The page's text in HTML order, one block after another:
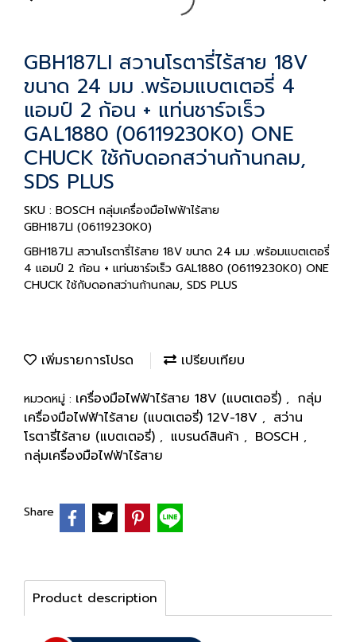
GBH187LI สวานโรตารี่ไร้สาย 18V
ขนาด 24 มม .พร้อมแบตเตอรี่ 4
แอมป์ 2 ก้อน + แท่นชาร์จเร็ว
GAL1880 (06119230K0) ONE
CHUCK ใช้กับดอกสว่านก้านกลม,
SDS PLUS
SKU : BOSCH กลุ่มเครื่องมือไฟฟ้าไร้สาย
GBH187LI (06119230K0)
GBH187LI สวานโรตารี่ไร้สาย 18V ขนาด 24 มม .พร้อมแบตเตอรี่
4 แอมป์ 2 ก้อน + แท่นชาร์จเร็ว GAL1880 (06119230K0) ONE
CHUCK ใช้กับดอกสว่านก้านกลม, SDS PLUS
เพิ่มรายการโปรด เปรียบเทียบ
หมวดหมู่ : เครื่องมือไฟฟ้าไร้สาย 18V (แบตเตอรี่) , กลุ่ม
เครื่องมือไฟฟ้าไร้สาย (แบตเตอรี่) 12V-18V , สว่าน
โรตารี่ไร้สาย (แบตเตอรี่) , แบรนด์สินค้า , BOSCH ,
กลุ่มเครื่องมือไฟฟ้าไร้สาย
Share
Product description